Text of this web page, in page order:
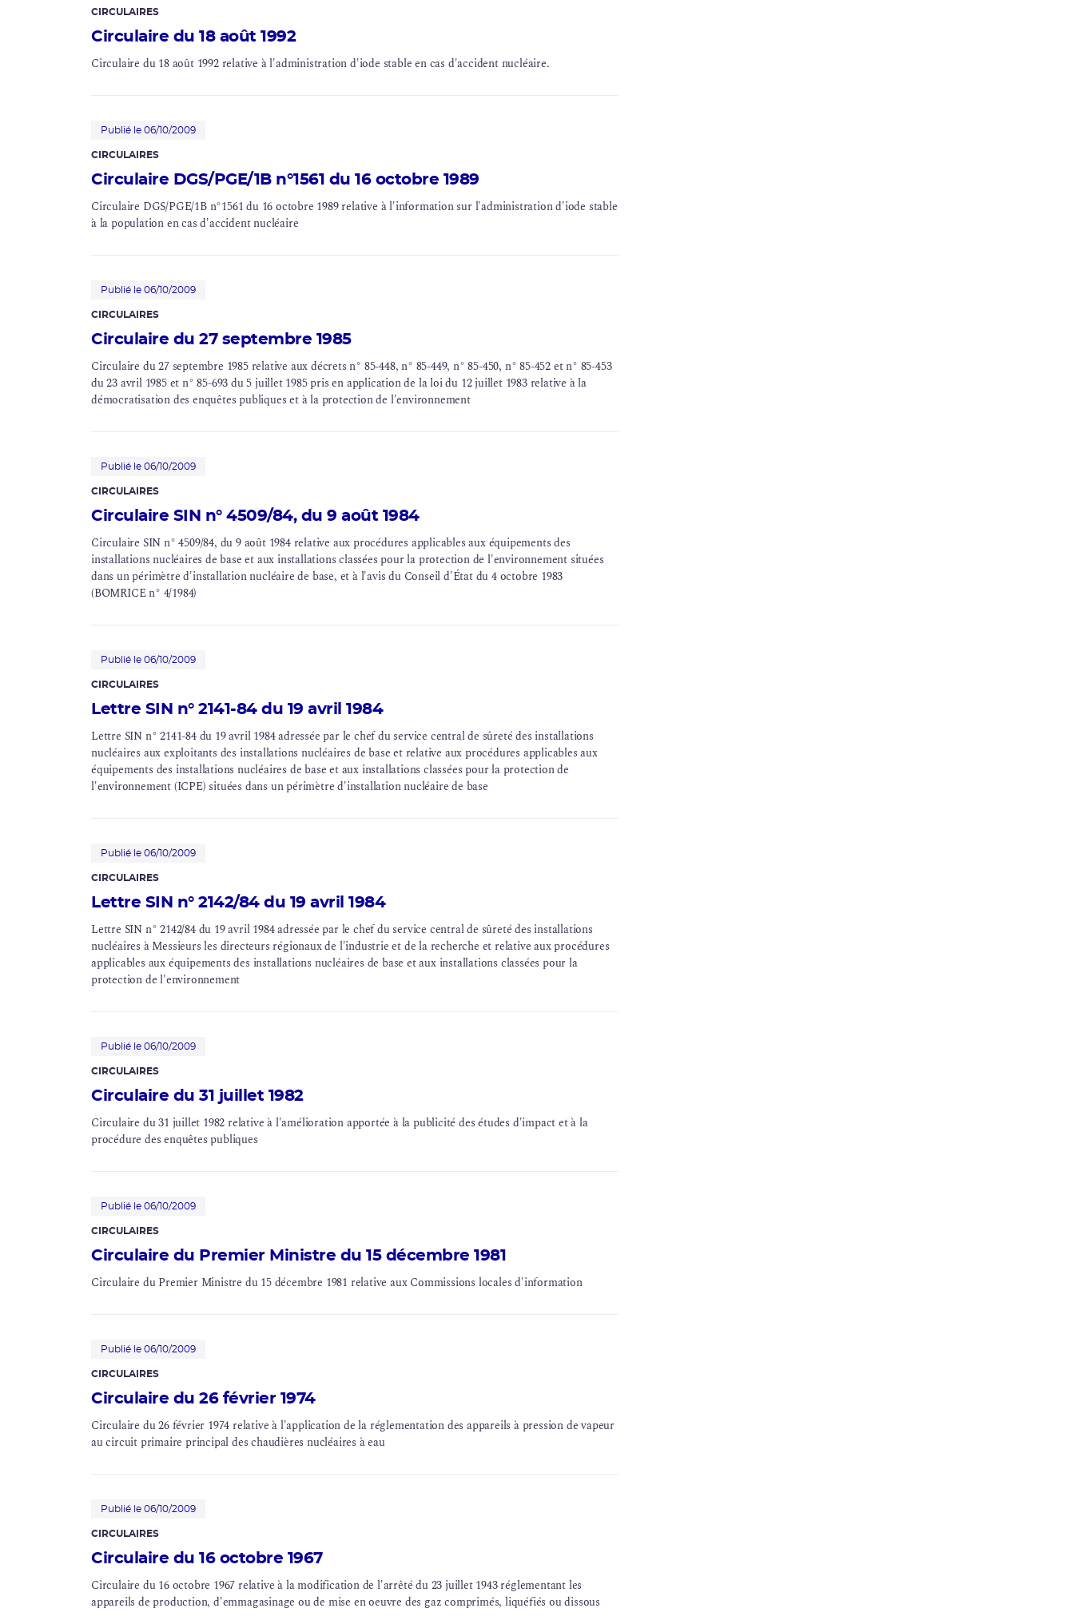
CIRCULAIRES
Circulaire du 18 août 1992
Circulaire du 18 août 1992 relative à l'administration d'iode stable en cas d'accident nucléaire.
Publié le 06/10/2009
CIRCULAIRES
Circulaire DGS/PGE/1B n°1561 du 16 octobre 1989
Circulaire DGS/PGE/1B n°1561 du 16 octobre 1989 relative à l'information sur l'administration d'iode stable
à la population en cas d'accident nucléaire
Publié le 06/10/2009
CIRCULAIRES
Circulaire du 27 septembre 1985
Circulaire du 27 septembre 1985 relative aux décrets n° 85-448, n° 85-449, n° 85-450, n° 85-452 et n° 85-453
du 23 avril 1985 et n° 85-693 du 5 juillet 1985 pris en application de la loi du 12 juillet 1983 relative à la
démocratisation des enquêtes publiques et à la protection de l'environnement
Publié le 06/10/2009
CIRCULAIRES
Circulaire SIN n° 4509/84, du 9 août 1984
Circulaire SIN n° 4509/84, du 9 août 1984 relative aux procédures applicables aux équipements des
installations nucléaires de base et aux installations classées pour la protection de l'environnement situées
dans un périmètre d'installation nucléaire de base, et à l'avis du Conseil d'État du 4 octobre 1983
(BOMRICE n° 4/1984)
Publié le 06/10/2009
CIRCULAIRES
Lettre SIN n° 2141-84 du 19 avril 1984
Lettre SIN n° 2141-84 du 19 avril 1984 adressée par le chef du service central de sûreté des installations
nucléaires aux exploitants des installations nucléaires de base et relative aux procédures applicables aux
équipements des installations nucléaires de base et aux installations classées pour la protection de
l'environnement (ICPE) situées dans un périmètre d'installation nucléaire de base
Publié le 06/10/2009
CIRCULAIRES
Lettre SIN n° 2142/84 du 19 avril 1984
Lettre SIN n° 2142/84 du 19 avril 1984 adressée par le chef du service central de sûreté des installations
nucléaires à Messieurs les directeurs régionaux de l'industrie et de la recherche et relative aux procédures
applicables aux équipements des installations nucléaires de base et aux installations classées pour la
protection de l'environnement
Publié le 06/10/2009
CIRCULAIRES
Circulaire du 31 juillet 1982
Circulaire du 31 juillet 1982 relative à l'amélioration apportée à la publicité des études d'impact et à la
procédure des enquêtes publiques
Publié le 06/10/2009
CIRCULAIRES
Circulaire du Premier Ministre du 15 décembre 1981
Circulaire du Premier Ministre du 15 décembre 1981 relative aux Commissions locales d'information
Publié le 06/10/2009
CIRCULAIRES
Circulaire du 26 février 1974
Circulaire du 26 février 1974 relative à l'application de la réglementation des appareils à pressionde vapeur
aucircuit primaire principal des chaudières nucléaires à eau
Publié le 06/10/2009
CIRCULAIRES
Circulaire du 16 octobre 1967
Circulaire du 16 octobre 1967 relative à la modification de l'arrêté du 23 juillet 1943 réglementant les
appareils de production, d'emmagasinage ou de mise en oeuvre des gaz comprimés, liquéfiés ou dissous